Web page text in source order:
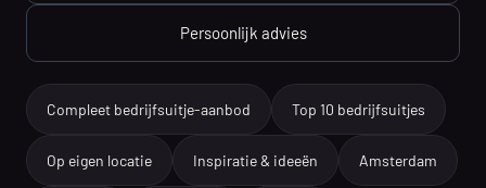
Persoonlijk advies
Compleet bedrijfsuitje-aanbod Top 10 bedrijfsuitjes
Op eigen locatie Inspiratie & ideeën Amsterdam